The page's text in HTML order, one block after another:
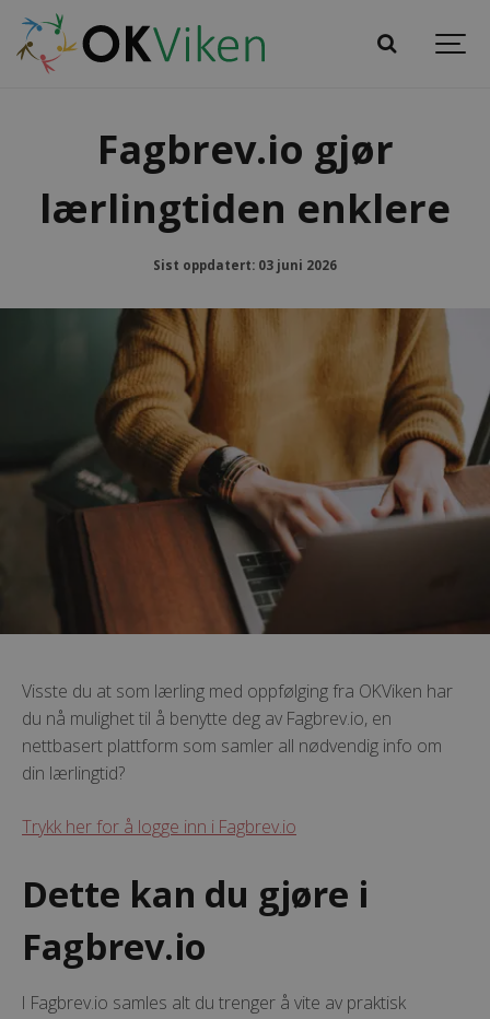
Fagbrev.io gjør
lærlingtiden enklere
Sist oppdatert: 03 juni 2026
Visste du at som lærling med oppfølging fra OKViken har
du nå mulighet til å benytte deg av Fagbrev.io, en
nettbasert plattform som samler all nødvendig info om
din lærlingtid?
Trykk her for å logge inn i Fagbrev.io
Dette kan du gjøre i
Fagbrev.io
I Fagbrev.io samles alt du trenger å vite av praktisk